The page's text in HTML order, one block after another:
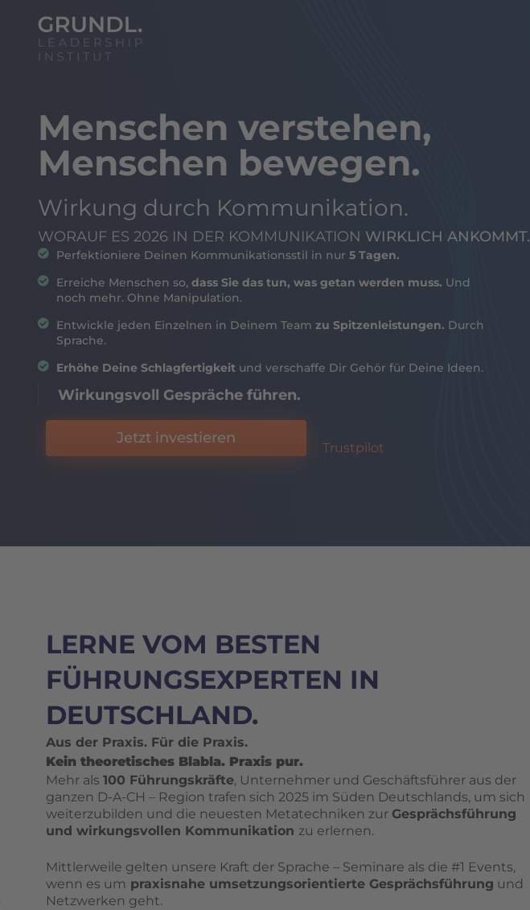
Menschen verstehen,
Menschen bewegen.
Wirkung durch Kommunikation.
WORAUF ES 2026 IN DER KOMMUNIKATION WIRKLICH ANKOMMT.
Perfektioniere Deinen Kommunikationsstil in nur 5 Tagen.
Erreiche Menschen so, dass Sie das tun, was getan werden muss. Und
noch mehr. Ohne Manipulation.
Entwickle jeden Einzelnen in Deinem Team zu Spitzenleistungen. Durch
Sprache.
Erhöhe Deine Schlagfertigkeitund verschaffe Dir Gehör für Deine Ideen.
Wirkungsvoll Gespräche führen.
Jetzt investieren
Trustpilot
LERNE VOM BESTEN
FÜHRUNGSEXPERTEN IN
DEUTSCHLAND.
Aus der Praxis. Für die Praxis.
Kein theoretisches Blabla. Praxis pur.
Mehr als 100 Führungskräfte, Unternehmer und Geschäftsführer aus der
ganzen D-A-CH – Region trafen sich 2025 im Süden Deutschlands, um sich
weiterzubilden und die neuesten Metatechniken zur Gesprächsführung
und wirkungsvollen Kommunikation zu erlernen.
Mittlerweile gelten unsere Kraft der Sprache – Seminare als die #1 Events,
wenn es um praxisnahe umsetzungsorientierte Gesprächsführung und
Netzwerken geht.